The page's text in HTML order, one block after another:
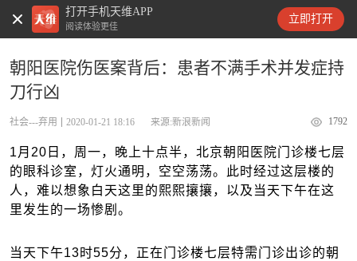
打开手机天维APP
阅读体验更佳
立即打开
天维新闻
朝阳医院伤医案背后：患者不满手术并发症持
刀行凶
社会---弃用 2020-01-21 18:16 来源:新浪新闻 1792
1月20日，周一，晚上十点半，北京朝阳医院门诊楼七层
的眼科诊室，灯火通明，空空荡荡。此时经过这层楼的
人，难以想象白天这里的熙熙攘攘，以及当天下午在这
里发生的一场惨剧。
当天下午13时55分，正在门诊楼七层特需门诊出诊的朝